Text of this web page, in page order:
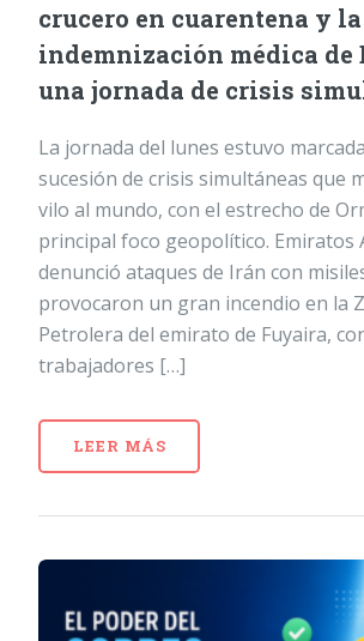
crucero en cuarentena y
indemnización médica de
una jornada de crisis
La jornada del lunes estuvo
sucesión de crisis simultáneas que
vilo al mundo, con el estrecho de
principal foco geopolítico. Emiratos
denunció ataques de Irán con
provocaron un gran incendio en la
Petrolera del emirato de Fuyaira,
trabajadores […]
LEER MÁS